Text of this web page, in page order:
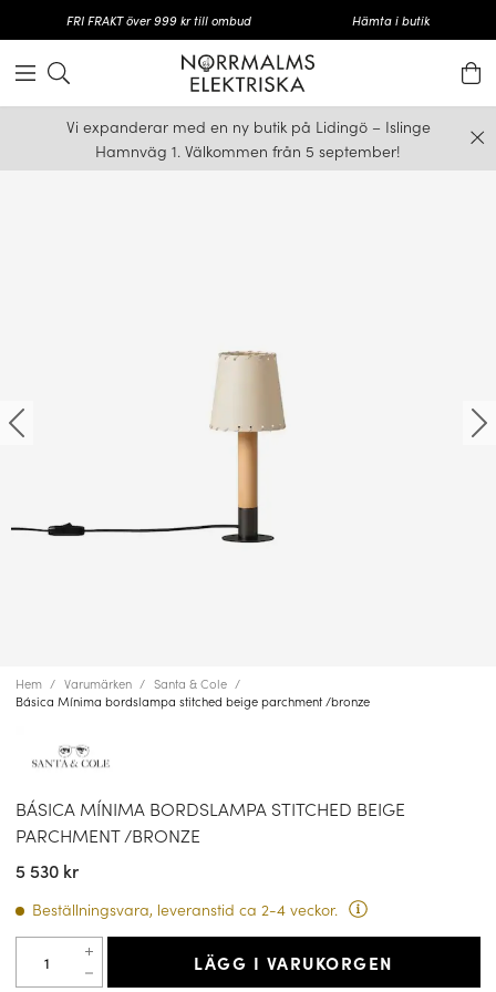
FRI FRAKT över 999 kr till ombud Hämta i butik
Vi expanderar med en ny butik på Lidingö – Islinge
Hamnväg 1. Välkommen från 5 september!
Hem Varumärken
Santa & Cole
Básica Mínima bordslampa stitched beige parchment /bronze
BÁSICA MÍNIMA BORDSLAMPA STITCHED BEIGE
PARCHMENT /BRONZE
5 530 kr
Beställningsvara, leveranstid ca 2-4 veckor.
LÄGG I VARUKORGEN